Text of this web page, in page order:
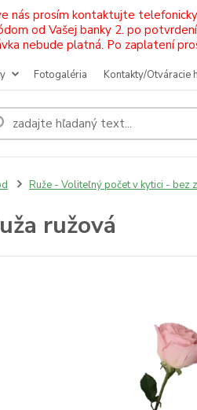
nás prosím kontaktujte
od Vašej banky 2. po
nebude platná. Po zaplatení
Fotogaléria Kontakty/Otváracie
Ruže - Voliteľný počet v kytici - bez
ružová